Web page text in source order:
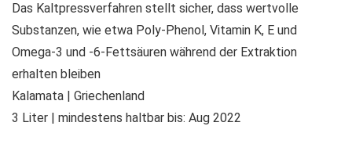
Das Kaltpressverfahren stellt sicher, dass wertvolle
Substanzen, wie etwa Poly-Phenol, Vitamin K, E und
Omega-3 und -6-Fettsäuren während der Extraktion
erhalten bleiben
Kalamata | Griechenland
3 Liter | mindestens haltbar bis: Aug 2022